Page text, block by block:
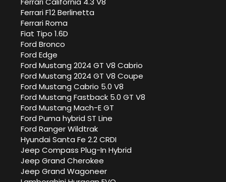
Ferrari F12 Berlinetta
Ferrari Roma
Fiat Tipo 1.6D
Ford Bronco
Ford Edge
Ford Mustang 2024 GT V8 Cabrio
Ford Mustang 2024 GT V8 Coupe
Ford Mustang Cabrio 5.0 V8
Ford Mustang Fastback 5.0 GT V8
Ford Mustang Mach-E GT
Ford Puma hybrid ST Line
Ford Ranger Wildtrak
Hyundai Santa Fe 2.2 CRDI
Jeep Compass Plug-In Hybrid
Jeep Grand Cherokee
Jeep Grand Wagoneer